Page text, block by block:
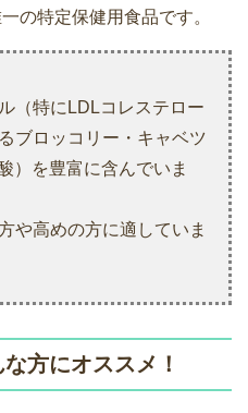
の特定保健用食品です。
（特にLDLコレステロー
ブロッコリー・キャベツ
）を豊富に含んでいま
や高めの方に適していま
方にオススメ！